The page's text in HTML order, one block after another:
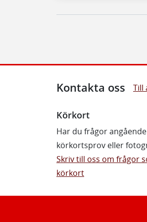
Kontakta oss Till
Körkort
Har du frågor angående
körkortsprov eller
Skriv till oss om frågor
körkort